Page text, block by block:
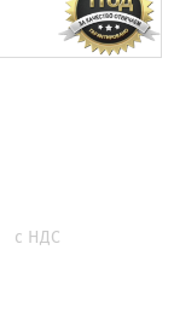
с НДС